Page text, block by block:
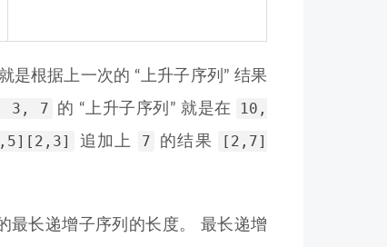
是根据上一次的 “上升子序列” 结果
3, 7 的 “上升子序列” 就是在
10,
追加上 7 的结果
[2,7]
最长递增子序列的长度。 最长递增